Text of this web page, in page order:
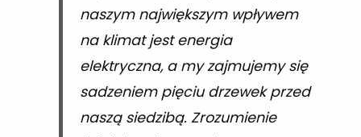
naszym największym wpływem
na klimat jest energia
elektryczna, a my zajmujemy się
sadzeniem pięciu drzewek przed
naszą siedzibą. Zrozumienie